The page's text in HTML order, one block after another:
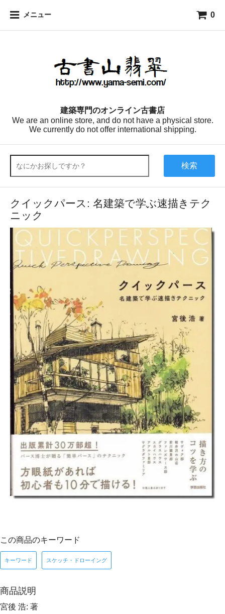
メニュー 0
建築専門のオンライン古書店
We are an online store, and do not have a physical store.
We currently do not offer international shipping.
検索
クイックパース: 名建築で学ぶ速描きテク
ニック
この商品のキーワード
キーワード スケッチ・ドローイング
商品説明
宮後 浩: 著